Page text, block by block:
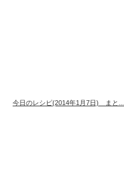
今日のレシピ(2014年1月7日) まと…